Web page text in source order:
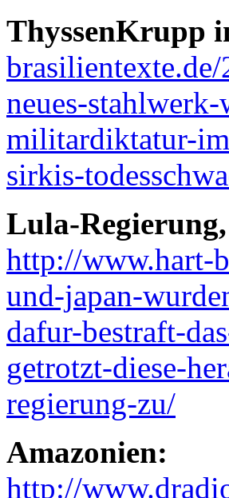
ThyssenKrupp
neues-
militardiktatur-
sirkis-
Lula-
http://www.hart-
und-japan-
dafur-bestraft-
getrotzt-diese-
regierung-zu/
Amazonien:
http://